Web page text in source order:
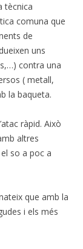
tècnica
comuna que
de
uns
contra una
( metall,
la baqueta.
ràpid. Això
altres
so a poc a
que amb la
i els més